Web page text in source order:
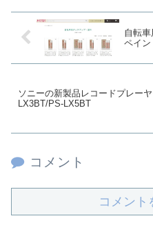
自転
ペイン
ソニーの新製品レコードプレー
LX3BT/PS-LX5BT
コメント
コメント